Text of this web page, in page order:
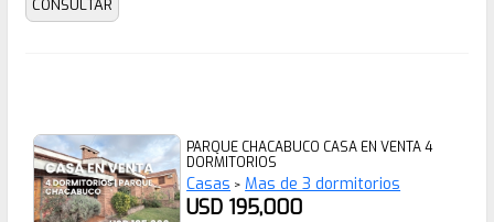
PARQUE CHACABUCO CASA EN VENTA 4
DORMITORIOS
Casas >Mas de 3 dormitorios
USD 195,000